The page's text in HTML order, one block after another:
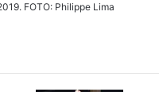
FOTO: Philippe Lima